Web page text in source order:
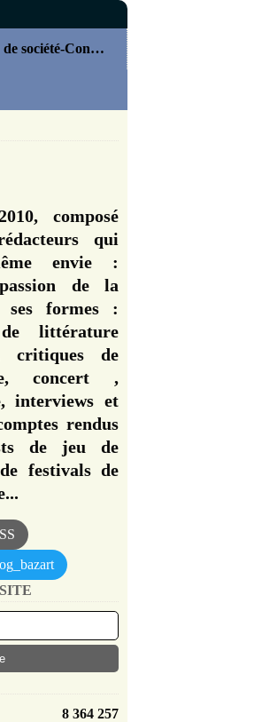
On joue (jeu de société-Concours)
composé
qui
envie :
de la
ses formes :
littérature
critiques de
concert ,
interviews et
rendus
de jeu de
festivals de
8 364 257